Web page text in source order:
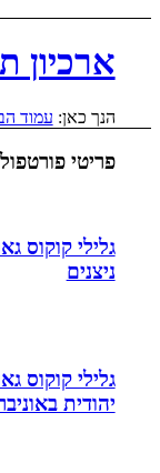
ארכיון
הנך כאן: עמוד
פריטי
גלילי קוקוס
ניצנים
גלילי קוקוס
יהודית